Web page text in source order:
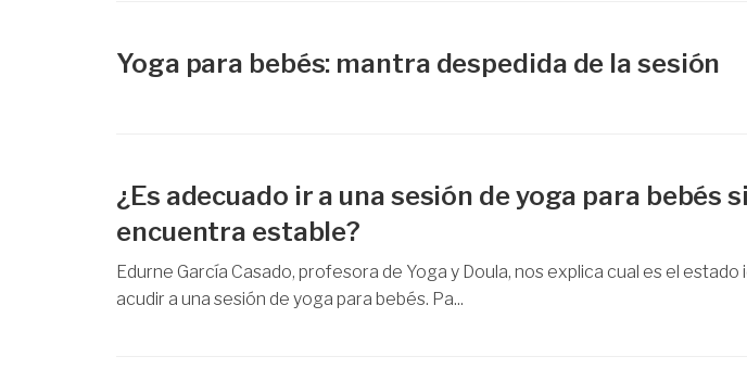
Yoga para bebés: mantra despedida de la sesión
¿Es adecuado ir a una sesión de yoga para bebés
encuentra estable?
Edurne García Casado, profesora de Yoga y Doula, nos explica cual es el
acudir a una sesión de yoga para bebés. Pa...